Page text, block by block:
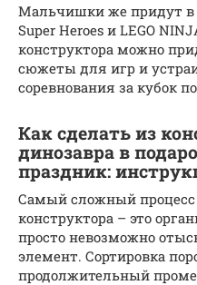
Мальчишки же придут в
Super Heroes и LEGO
конструктора можно
сюжеты для игр и
соревнования за кубок
Как сделать из
динозавра в
праздник:
Самый сложный процесс
конструктора – это
просто невозможно
элемент. Сортировка
продолжительный